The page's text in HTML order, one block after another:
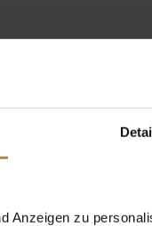
Anzeigen zu